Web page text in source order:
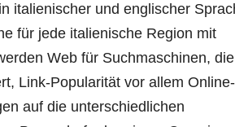
italienischer und englischer
für jede italienische Region mit
Web für Suchmaschinen, die
Link-Popularität vor allem Online-
auf die unterschiedlichen